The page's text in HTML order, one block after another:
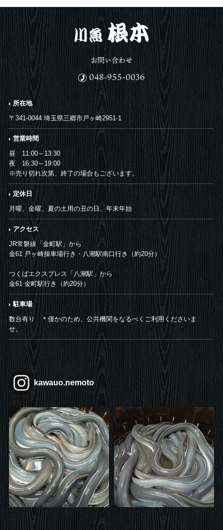
お問い合わせ
048-955-0036
所在地
〒341-0044 埼玉県三郷市戸ヶ崎2951-1
営業時間
昼 11:00～13:30
夜 16:30～19:00
※売り切れ次第、終了の場合もございます。
定休日
月曜、金曜、夏の土用の丑の日、年末年始
アクセス
JR常磐線「金町駅」から
金61 戸ヶ崎操車場行き・八潮駅南口行き（約20分）
つくばエクスプレス「八潮駅」から
金61 金町駅行き（約20分）
駐車場
数台有り ＊僅かのため、公共機関をなるべくご利用くださいま
せ。
kawauo.nemoto